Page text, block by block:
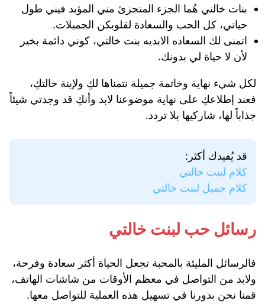
بنات خالتي هُما الجزء المتجزئ مني المؤبد فيني طول
حياتي، كل الحب والسعادة لقلوبكن الجميلات.
اتمنى لك السعاده الابديه بنت خالتي، كوني دائمة بخير
لأن لا حياة لي بدونك.
لكل شيء نهاية وخاتمة جميلة نتمناها لكِ ولإبنة خالتكِ،
فعند إطلاعكِ على نهاية موضوعنا لابد وأنكِ قد وجدتي شيئاً
جذاباً لها، شاركيها بلا تردد.
قد يُفيدك أكثر:
كلام لبنت خالتي
كلام جميل لبنت خالتي
رسائل حب لبنت خالتي
فالرسائل المليئة بالمحبة تجعل الحياة أكثر سعادة وفرحة،
ولابد من التواصل في معظم الأوقات من شاشات الهاتف،
قمنا نحن بدورنا في تسهيل هذه العملية للتواصل معها.